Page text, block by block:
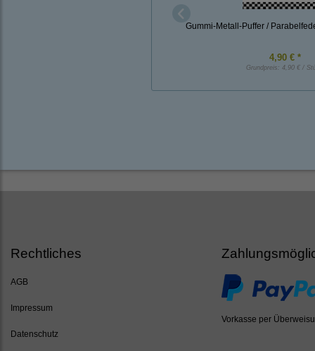
Gummi-Metall-Puffer /
4,90 € *
Grundpreis: 4,90 € /
Rechtliches
AGB
Impressum
Datenschutz
Vorkasse per